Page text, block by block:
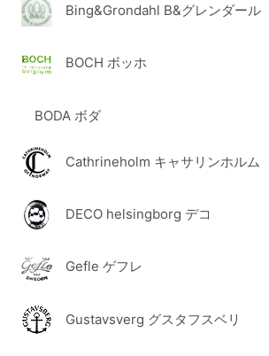
Bing&Grondahl B&グレンダール
BOCH ボッホ
BODA ボダ
Cathrineholm キャサリンホルム
DECO helsingborg デコ
Gefle ゲフレ
Gustavsverg グスタフスベリ